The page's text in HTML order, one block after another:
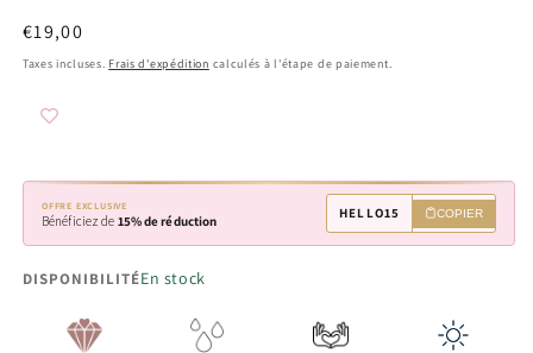
Prix
habituel
€19,00
Taxes incluses. Frais d'expédition calculés à l'étape de paiement.
OFFRE EXCLUSIVE
Bénéficiez de 15% de réduction HELLO15 COPIER
DISPONIBILITÉEn stock